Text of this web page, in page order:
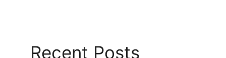
Recent Posts